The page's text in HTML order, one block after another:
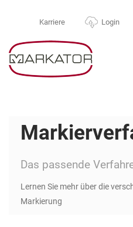
Karriere Login
Das passende
Lernen Sie mehr über die
Markierung